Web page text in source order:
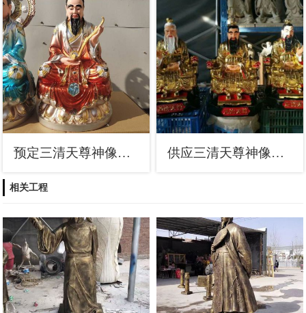
预定三清天尊神像，鎏金效果，三清天尊神像定做 供应三清天尊神像，彩绘工艺，寺庙三清天尊神像厂家
相关工程